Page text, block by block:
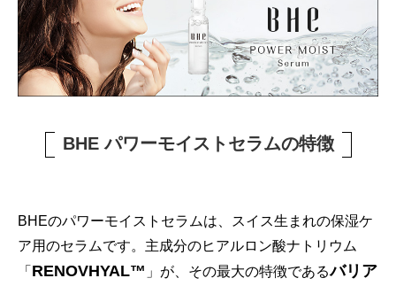
BHE パワーモイストセラムの特徴
BHEのパワーモイストセラムは、スイス生まれの保湿ケ
ア用のセラムです。主成分のヒアルロン酸ナトリウム
「 RENOVHYAL™ 」が、その最大の特徴であるバリア